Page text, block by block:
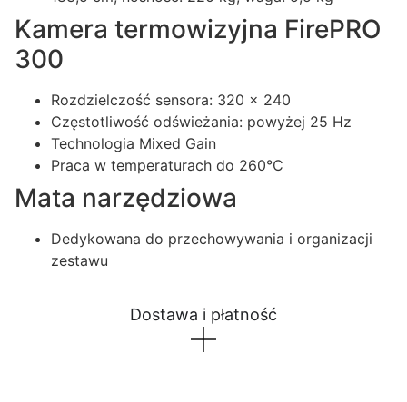
Kamera termowizyjna FirePRO
300
Rozdzielczość sensora: 320 x 240
Częstotliwość odświeżania: powyżej 25 Hz
Technologia Mixed Gain
Praca w temperaturach do 260°C
Mata narzędziowa
Dedykowana do przechowywania i organizacji
zestawu
Dostawa i płatność